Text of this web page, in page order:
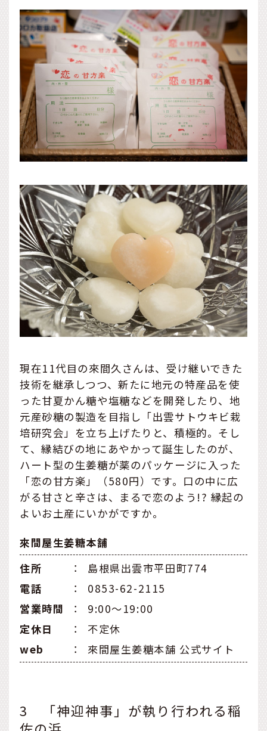
現在11代目の來間久さんは、受け継いできた
技術を継承しつつ、新たに地元の特産品を使
った甘夏かん糖や塩糖などを開発したり、地
元産砂糖の製造を目指し「出雲サトウキビ栽
培研究会」を立ち上げたりと、積極的。そし
て、縁結びの地にあやかって誕生したのが、
ハート型の生姜糖が薬のパッケージに入った
「恋の甘方楽」（580円）です。口の中に広
がる甘さと辛さは、まるで恋のよう!? 縁起の
よいお土産にいかがですか。
來間屋生姜糖本舗
住所
：
島根県出雲市平田町774
電話
：
0853-62-2115
営業時間
：
9:00～19:00
定休日
：
不定休
web
： 來間屋生姜糖本舗 公式サイト
3 「神迎神事」が執り行われる稲